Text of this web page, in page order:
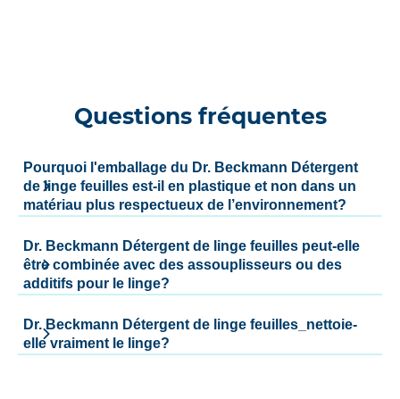
Questions fréquentes
Pourquoi l'emballage du Dr. Beckmann Détergent
de linge feuilles est-il en plastique et non dans un
matériau plus respectueux de l’environnement?
Dr. Beckmann Détergent de linge feuilles peut-elle
être combinée avec des assouplisseurs ou des
additifs pour le linge?
Dr. Beckmann Détergent de linge feuilles_nettoie-
elle vraiment le linge?